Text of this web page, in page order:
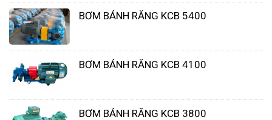
ảnh).
BƠM BÁNH RĂNG KCB 5400
BƠM BÁNH RĂNG KCB 4100
BƠM BÁNH RĂNG KCB 3800